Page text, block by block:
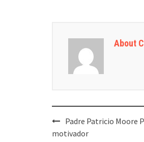
About
Post
navigation
Padre Patricio Moore
motivador